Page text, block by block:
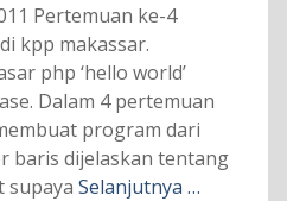
Pertemuan ke-4
kpp makassar.
php ‘hello world’
Dalam 4 pertemuan
program dari
baris dijelaskan tentang
supaya Selanjutnya …